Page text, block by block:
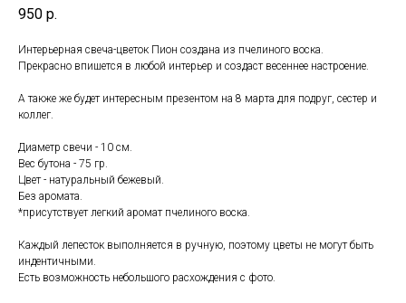
950 р.
Интерьерная свеча-цветок Пион создана из пчелиного воска.
Прекрасно впишется в любой интерьер и создаст весеннее настроение.
А также же будет интересным презентом на 8 марта для подруг, сестер и
коллег.
Диаметр свечи - 10 см.
Вес бутона - 75 гр.
Цвет - натуральный бежевый.
Без аромата.
*присутствует легкий аромат пчелиного воска.
Каждый лепесток выполняется в ручную, поэтому цветы не могут быть
индентичными.
Есть возможность небольшого расхождения с фото.